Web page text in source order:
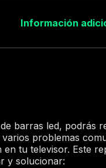
Información
barras led, podrás
problemas
en tu televisor. Este
y solucionar: